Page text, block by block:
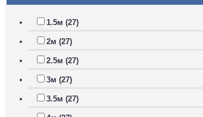
1.5м (27)
2м (27)
2.5м (27)
3м (27)
3.5м (27)